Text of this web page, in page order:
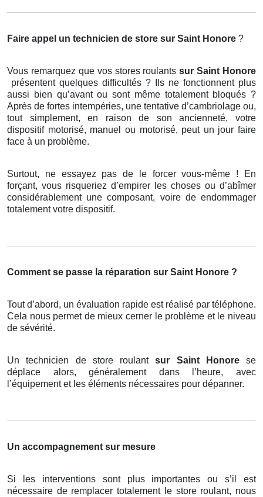
Faire appel un technicien de store sur Saint Honore ?
Vous remarquez que vos stores roulantssur Saint Honore
présentent quelques difficultés ? Ils ne fonctionnent plus
aussi bien qu’avant ou sont même totalement bloqués ?
Après de fortes intempéries, une tentative d’cambriolage ou,
tout simplement, en raison de son ancienneté, votre
dispositif motorisé, manuel ou motorisé, peut un jour faire
face à un problème.
Surtout, ne essayez pas de le forcer vous-même ! En
forçant, vous risqueriez d’empirer les choses ou d’abîmer
considérablement une composant, voire de endommager
totalement votre dispositif.
Comment se passe la réparation sur Saint Honore ?
Tout d’abord, un évaluation rapide est réalisé par téléphone.
Cela nous permet de mieux cerner le problème et le niveau
de sévérité.
Un technicien de store roulantsur Saint Honore se
déplace alors, généralement dans l’heure, avec
l’équipement et les éléments nécessaires pour dépanner.
Un accompagnement sur mesure
Si les interventions sont plus importantes ou s’il est
nécessaire de remplacer totalement le store roulant, nous